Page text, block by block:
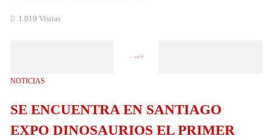
1.019 Visitas
NOTICIAS
SE ENCUENTRA EN SANTIAGO
EXPO DINOSAURIOS EL PRIMER